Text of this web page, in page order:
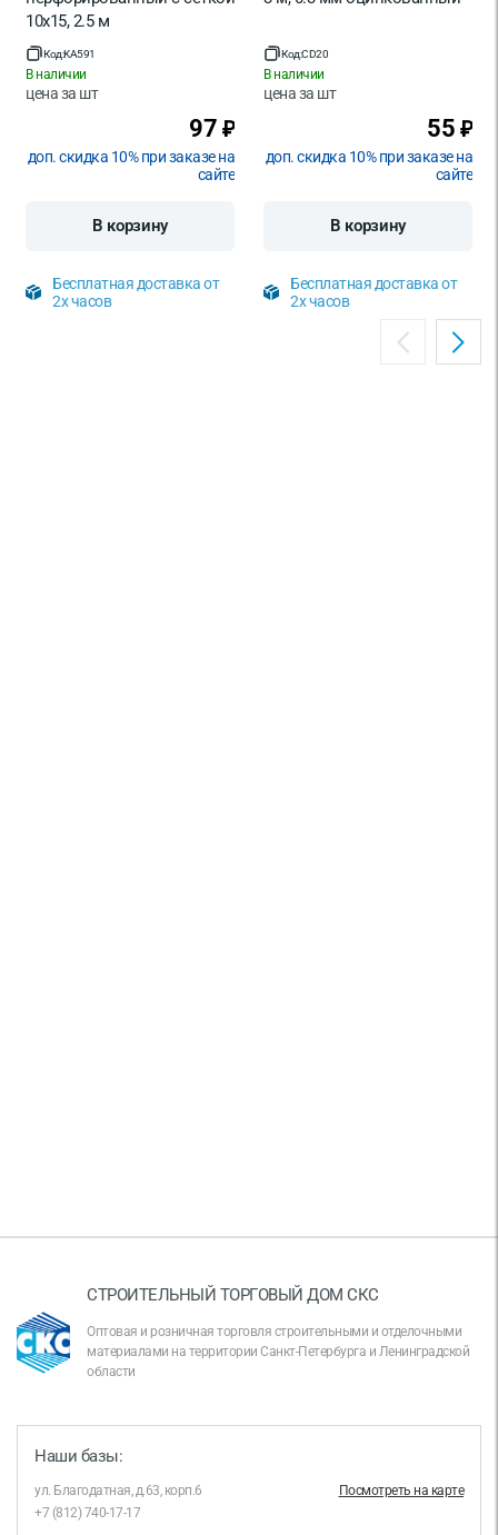
10x15, 2.5 м
Код:KA591
В наличии
цена за шт
97 ₽
доп. скидка 10% при заказе на
сайте
В корзину
Бесплатная доставка от
2х часов
Код:CD20
В наличии
цена за шт
55 ₽
доп. скидка 10% при заказе на
сайте
В корзину
Бесплатная доставка от
2х часов
СТРОИТЕЛЬНЫЙ ТОРГОВЫЙ ДОМ СКС
Оптовая и розничная торговля строительными и отделочными
материалами на территории Санкт-Петербурга и Ленинградской
области
Наши базы:
ул. Благодатная, д.63, корп.6
Посмотреть на карте
+7 (812) 740-17-17